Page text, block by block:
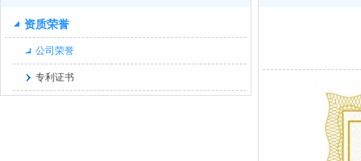
资质荣誉
公司荣誉
专利证书